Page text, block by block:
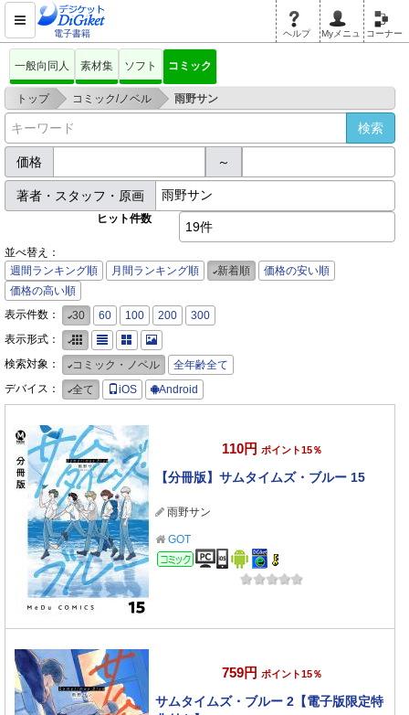
電子書籍 ヘルプ Myメニュ コーナー
一般向同人 素材集 ソフト コミック
トップ > コミック/ノベル > 雨野サン
価格 ～
著者・スタッフ・原画
ヒット件数
19件
並べ替え：
週間ランキング順
月間ランキング順 新着順
価格の安い順
価格の高い順
表示件数：
30 60 100 200
300
表示形式：
検索対象：
コミック・ノベル
全年齢全て
デバイス：
全て iOS Android
110円 ポイント15％
【分冊版】サムタイムズ・ブルー 15
雨野サン
GOT
コミック
759円 ポイント15％
サムタイムズ・ブルー 2【電子版限定特